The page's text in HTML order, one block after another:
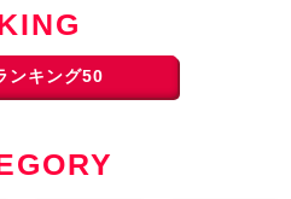
ンキング50